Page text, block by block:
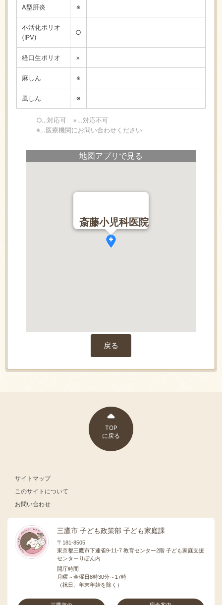
A型肝炎 ※
不活化ポリオ
(IPV)
○
経口生ポリオ ×
麻しん ※
風しん ※
○…対応可 ×…対応不可
※…医療機関にお問い合わせください
地図アプリで見る
斎藤小児科医院
戻る
TOP
に戻る
サイトマップ
このサイトについて
お問い合わせ
三鷹市 子ども政策部 子ども家庭課
〒181-8505
東京都三鷹市下連雀9-11-7 教育センター2階 子ども家庭支援
センターりぼん内
開庁時間
月曜～金曜日8時30分～17時
（祝日、年末年始を除く）